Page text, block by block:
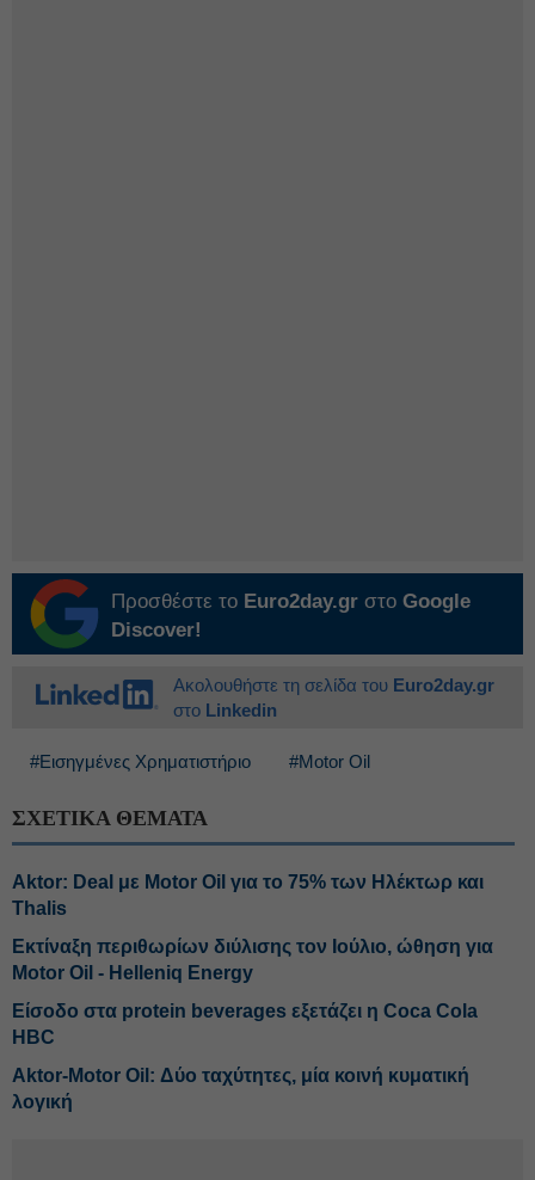
Προσθέστε το Euro2day.gr στο Google
Discover!
Ακολουθήστε τη σελίδα του Euro2day.gr
στο Linkedin
#Εισηγμένες Χρηματιστήριο #Motor Oil
ΣΧΕΤΙΚΑ ΘΕΜΑΤΑ
Aktor: Deal με Motor Oil για το 75% των Ηλέκτωρ και
Thalis
Εκτίναξη περιθωρίων διύλισης τον Ιούλιο, ώθηση για
Motor Oil - Helleniq Energy
Είσοδο στα protein beverages εξετάζει η Coca Cola
HBC
Αktor-Motor Oil: Δύο ταχύτητες, μία κοινή κυματική
λογική